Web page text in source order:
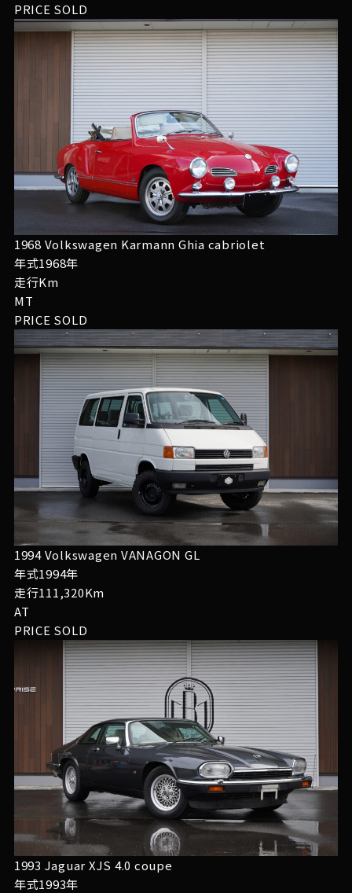
PRICE SOLD
1968 Volkswagen Karmann Ghia cabriolet
年式1968年
走行Km
MT
PRICE SOLD
1994 Volkswagen VANAGON GL
年式1994年
走行111,320Km
AT
PRICE SOLD
1993 Jaguar XJS 4.0 coupe
年式1993年